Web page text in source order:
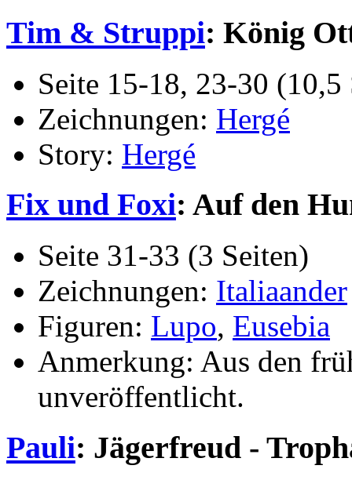
Tim & Struppi: König
Seite 15-18, 23-30
Zeichnungen: Hergé
Story: Hergé
Fix und Foxi: Auf den
Seite 31-33 (3 Seiten)
Zeichnungen: Italiaander
Figuren: Lupo, Eusebia
Anmerkung: Aus den
unveröffentlicht.
Pauli: Jägerfreud -